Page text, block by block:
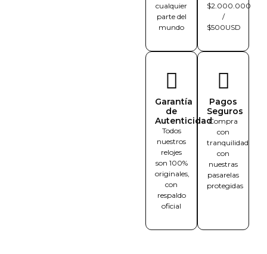
cualquier
parte del
mundo
$2.000.000
/
$500USD
Garantía
de
Autenticidad
Todos
nuestros
relojes
son 100%
originales,
con
respaldo
oficial
Pagos
Seguros
Compra
con
tranquilidad
con
nuestras
pasarelas
protegidas